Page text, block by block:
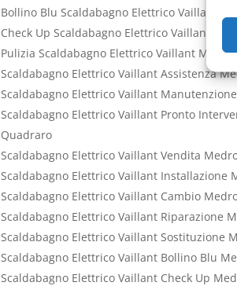
Bollino Blu Scaldabagno Elettrico Vaillant
Check Up Scaldabagno Elettrico Vaillant
Pulizia Scaldabagno Elettrico Vaillant Medro
Scaldabagno Elettrico Vaillant Assistenza
Scaldabagno Elettrico Vaillant
Scaldabagno Elettrico Vaillant Pronto
Quadraro
Scaldabagno Elettrico Vaillant Vendita
Scaldabagno Elettrico Vaillant Installazione
Scaldabagno Elettrico Vaillant Cambio
Scaldabagno Elettrico Vaillant Riparazione
Scaldabagno Elettrico Vaillant Sostituzione
Scaldabagno Elettrico Vaillant Bollino Blu
Scaldabagno Elettrico Vaillant Check Up